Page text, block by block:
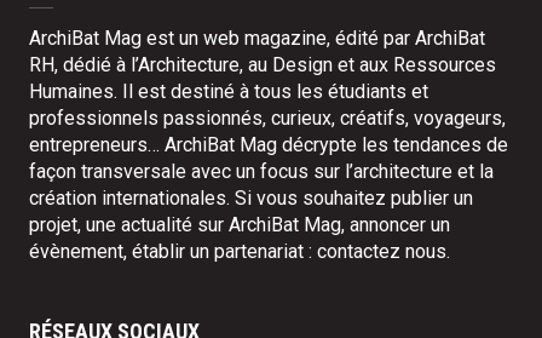
ArchiBat Mag est un web magazine, édité par ArchiBat
RH, dédié à l’Architecture, au Design et aux Ressources
Humaines. Il est destiné à tous les étudiants et
professionnels passionnés, curieux, créatifs, voyageurs,
entrepreneurs… ArchiBat Mag décrypte les tendances de
façon transversale avec un focus sur l’architecture et la
création internationales. Si vous souhaitez publier un
projet, une actualité sur ArchiBat Mag, annoncer un
évènement, établir un partenariat : contactez nous.
RÉSEAUX SOCIAUX